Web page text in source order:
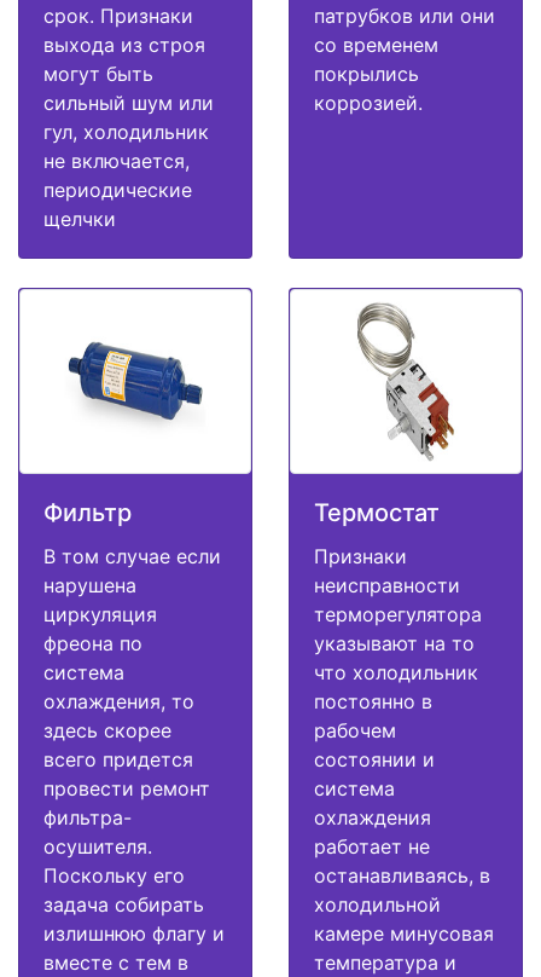
срок. Признаки
выхода из строя
могут быть
сильный шум или
гул, холодильник
не включается,
периодические
щелчки
патрубков или они
со временем
покрылись
коррозией.
Фильтр
В том случае если
нарушена
циркуляция
фреона по
система
охлаждения, то
здесь скорее
всего придется
провести ремонт
фильтра-
осушителя.
Поскольку его
задача собирать
излишнюю флагу и
вместе с тем в
Термостат
Признаки
неисправности
терморегулятора
указывают на то
что холодильник
постоянно в
рабочем
состоянии и
система
охлаждения
работает не
останавливаясь, в
холодильной
камере минусовая
температура и